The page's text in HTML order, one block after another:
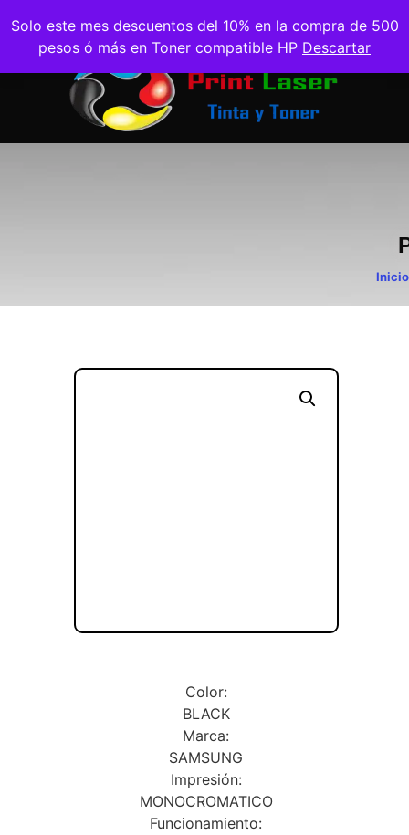
Solo este mes descuentos del 10% en la compra de 500
pesos ó más en Toner compatible HP Descartar
Inicio
Color:
BLACK
Marca:
SAMSUNG
Impresión:
MONOCROMATICO
Funcionamiento: